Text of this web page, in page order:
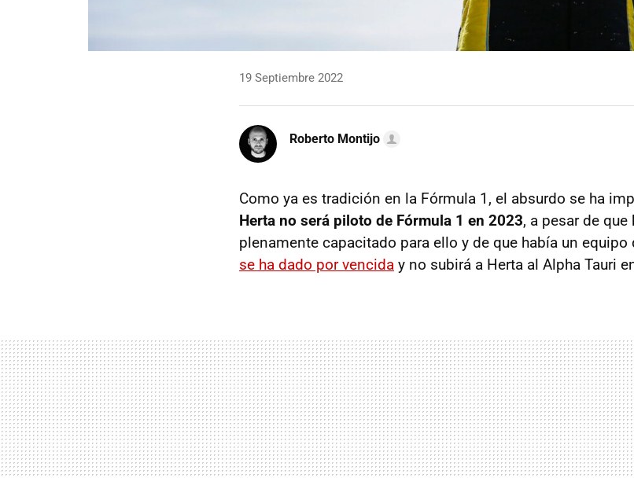
19 Septiembre 2022
Roberto Montijo
Como ya es tradición en la Fórmula 1, el absurdo se ha
Herta no será piloto de Fórmula 1 en 2023, a pesar de
plenamente capacitado para ello y de que había un equipo
se ha dado por vencida y no subirá a Herta al Alpha Tauri